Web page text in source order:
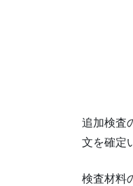
追加検査
文を確定
検査材料